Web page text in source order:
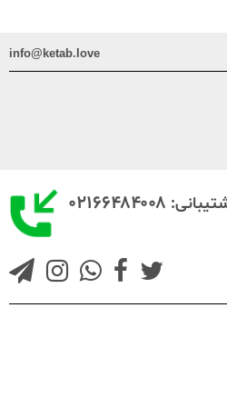
info@ketab.love
۰۲۱۶۶۴۸۴۰۰۸